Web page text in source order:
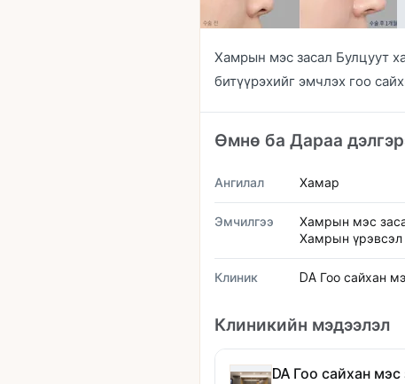
Хамрын мэс засал Булцуут
битүүрэхийг эмчлэх гоо
Өмнө ба Дараа
Ангилал Хамар
Эмчилгээ
Хамрын мэс
Хамрын үрэвсэл
Клиник DA Гоо сайхан
Клиникийн мэдээлэл
DA Гоо сайхан